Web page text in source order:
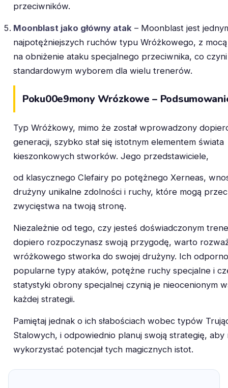
przeciwników.
Moonblast jako główny atak – Moonblast jest
najpotężniejszych ruchów typu Wróżkowego, z mocą
na obniżenie ataku specjalnego przeciwnika, co
standardowym wyborem dla wielu trenerów.
Poku00e9mony Wrózkowe –
Typ Wróżkowy, mimo że został wprowadzony
generacji, szybko stał się istotnym elementem świata
kieszonkowych stworków. Jego przedstawiciele,
od klasycznego Clefairy po potężnego Xerneas,
drużyny unikalne zdolności i ruchy, które mogą
zwycięstwa na twoją stronę.
Niezależnie od tego, czy jesteś doświadczonym
dopiero rozpoczynasz swoją przygodę, warto
wróżkowego stworka do swojej drużyny. Ich
popularne typy ataków, potężne ruchy specjalne i
statystyki obrony specjalnej czynią je nieocenionym
każdej strategii.
Pamiętaj jednak o ich słabościach wobec typów
Stalowych, i odpowiednio planuj swoją strategię, aby
wykorzystać potencjał tych magicznych istot.